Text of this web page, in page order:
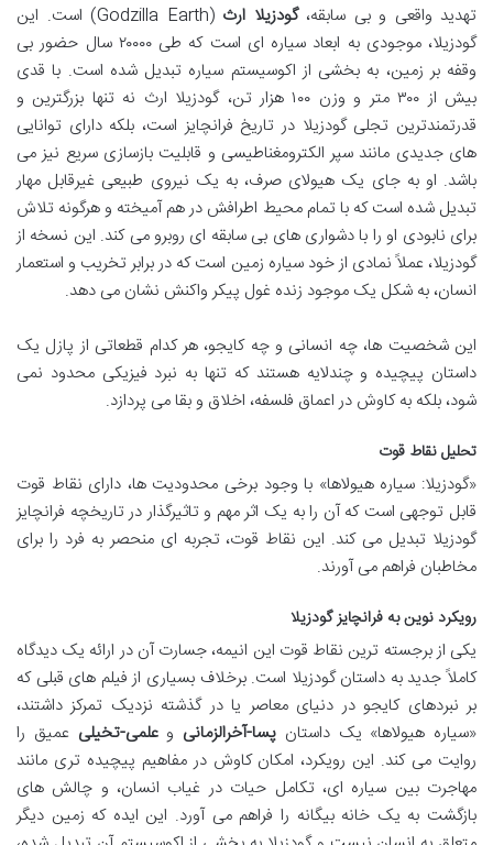
تهدید واقعی و بی سابقه،گودزیلا ارث
(Godzilla Earth) است. این
گودزیلا، موجودی به ابعاد سیاره ای است که طی ۲۰۰۰۰ سال حضور بی
وقفه بر زمین، به بخشی از اکوسیستم سیاره تبدیل شده است. با قدی
بیش از ۳۰۰ متر و وزن ۱۰۰ هزار تن، گودزیلا ارث نه تنها بزرگترین و
قدرتمندترین تجلی گودزیلا در تاریخ فرانچایز است، بلکه دارای توانایی
های جدیدی مانند سپر الکترومغناطیسی و قابلیت بازسازی سریع نیز می
باشد. او به جای یک هیولای صرف، به یک نیروی طبیعی غیرقابل مهار
تبدیل شده است که با تمام محیط اطرافش در هم آمیخته و هرگونه تلاش
برای نابودی او را با دشواری های بی سابقه ای روبرو می کند. این نسخه از
گودزیلا، عملاً نمادی از خود سیاره زمین است که در برابر تخریب و استعمار
انسان، به شکل یک موجود زنده غول پیکر واکنش نشان می دهد.
این شخصیت ها، چه انسانی و چه کایجو، هر کدام قطعاتی از پازل یک
داستان پیچیده و چندلایه هستند که تنها به نبرد فیزیکی محدود نمی
شود، بلکه به کاوش در اعماق فلسفه، اخلاق و بقا می پردازد.
تحلیل نقاط قوت
«گودزیلا: سیاره هیولاها» با وجود برخی محدودیت ها، دارای نقاط قوت
قابل توجهی است که آن را به یک اثر مهم و تاثیرگذار در تاریخچه فرانچایز
گودزیلا تبدیل می کند. این نقاط قوت، تجربه ای منحصر به فرد را برای
مخاطبان فراهم می آورند.
رویکرد نوین به فرانچایز گودزیلا
یکی از برجسته ترین نقاط قوت این انیمه، جسارت آن در ارائه یک دیدگاه
کاملاً جدید به داستان گودزیلا است. برخلاف بسیاری از فیلم های قبلی که
بر نبردهای کایجو در دنیای معاصر یا در گذشته نزدیک تمرکز داشتند،
«سیاره هیولاها» یک داستان پسا-آخرالزمانی وعلمی-تخیلی عمیق را
روایت می کند. این رویکرد، امکان کاوش در مفاهیم پیچیده تری مانند
مهاجرت بین سیاره ای، تکامل حیات در غیاب انسان، و چالش های
بازگشت به یک خانه بیگانه را فراهم می آورد. این ایده که زمین دیگر